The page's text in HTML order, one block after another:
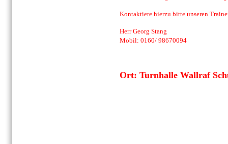
Kontaktiere hierzu bitte unseren
Herr Georg Stang
Mobil: 0160/ 98670094
Ort: Turnhalle Wallraf